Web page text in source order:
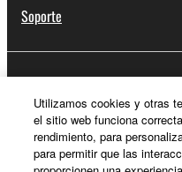
Soporte
Acerca de Yamaha
Utilizamos cookies y otras
el sitio web funciona
rendimiento, para
para permitir que las